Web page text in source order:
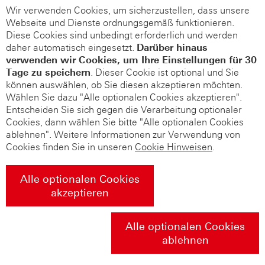
Wir verwenden Cookies, um sicherzustellen, dass unsere
Webseite und Dienste ordnungsgemäß funktionieren.
Diese Cookies sind unbedingt erforderlich und werden
daher automatisch eingesetzt. Darüber hinaus
verwenden wir Cookies, um Ihre Einstellungen für 30
Tage zu speichern. Dieser Cookie ist optional und Sie
können auswählen, ob Sie diesen akzeptieren möchten.
Wählen Sie dazu "Alle optionalen Cookies akzeptieren".
Entscheiden Sie sich gegen die Verarbeitung optionaler
Cookies, dann wählen Sie bitte "Alle optionalen Cookies
ablehnen". Weitere Informationen zur Verwendung von
Cookies finden Sie in unseren Cookie Hinweisen.
Alle optionalen Cookies
akzeptieren
Alle optionalen Cookies
ablehnen